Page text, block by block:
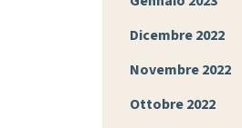
Dicembre 2022
Novembre 2022
Ottobre 2022